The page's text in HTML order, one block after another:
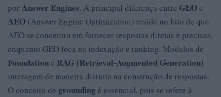
porAnswer Engines. A principal diferença entre GEOe
AEO (Answer Engine Optimization) reside no fato de que
AEO se concentra em fornecer respostas diretas e precisas,
enquanto GEO foca na indexação e ranking. Modelos de
Foundatione RAG (Retrieval-Augmented Generation)
interagem de maneira distinta na construção de respostas.
O conceito de grounding é essencial, pois se refere à